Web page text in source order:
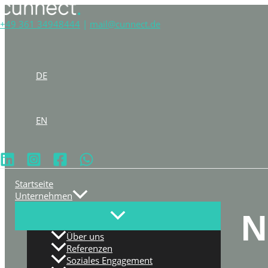
Zum
Inhalt
springen
+49 361 34948444 | mail@cunnect.de
DE
EN
Startseite
Unternehmen
Über uns
Referenzen
Soziales Engagement